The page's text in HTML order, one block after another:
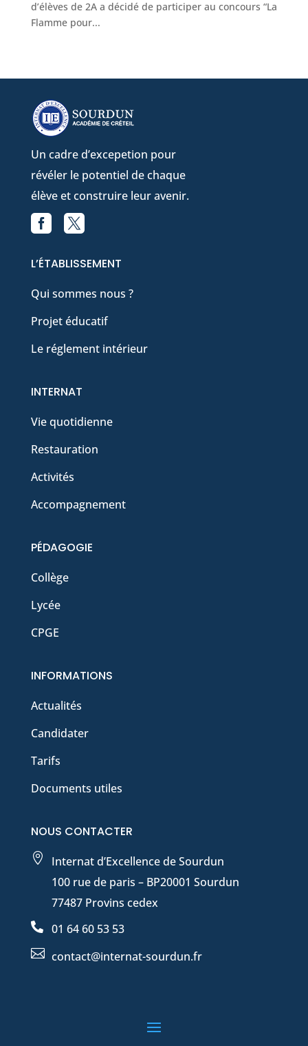
d’élèves de 2A a décidé de participer au concours “La
Flamme pour...
Un cadre d’excepetion pour
révéler le potentiel de chaque
élève et construire leur avenir.
 Facebook

L’ÉTABLISSEMENT
Qui sommes nous ?
Projet éducatif
Le réglement intérieur
INTERNAT
Vie quotidienne
Restauration
Activités
Accompagnement
PÉDAGOGIE
Collège
Lycée
CPGE
INFORMATIONS
Actualités
Candidater
Tarifs
Documents utiles
NOUS CONTACTER

Internat d’Excellence de Sourdun
100 rue de paris – BP20001 Sourdun
77487 Provins cedex
 01 64 60 53 53
 contact@internat-sourdun.fr